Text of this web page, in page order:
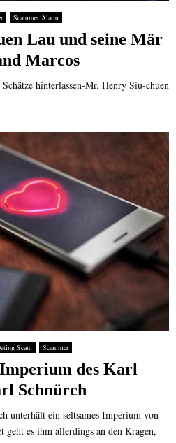
Scammer Alarm
Lau und seine Mär
Marcos
hinterlassen-Mr. Henry Siu-chuen
Scam Scammer
des Karl
Schnürch
unterhält ein seltsames Imperium von
geht es ihm allerdings an den Kragen,